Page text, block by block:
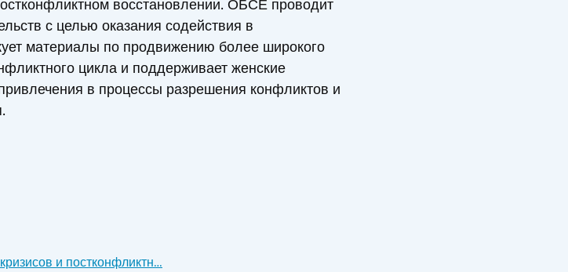
восстановлении. ОБСЕ проводит
с целью оказания содействия в
материалы по продвижению более широкого
цикла и поддерживает женские
в процессы разрешения конфликтов и
и постконфликтн…